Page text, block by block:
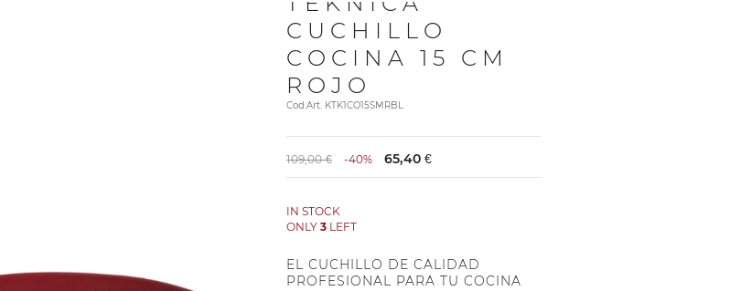
CUCHILLO
COCINA 15 CM
ROJO
Cod.Art. KTK1CO15SMRBL
109,00 € -40% 65,40 €
IN STOCK
ONLY3 LEFT
EL CUCHILLO DE CALIDAD
PROFESIONAL PARA TU COCINA